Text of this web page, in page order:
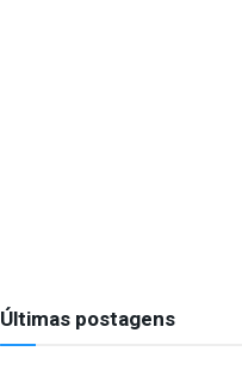
Últimas postagens